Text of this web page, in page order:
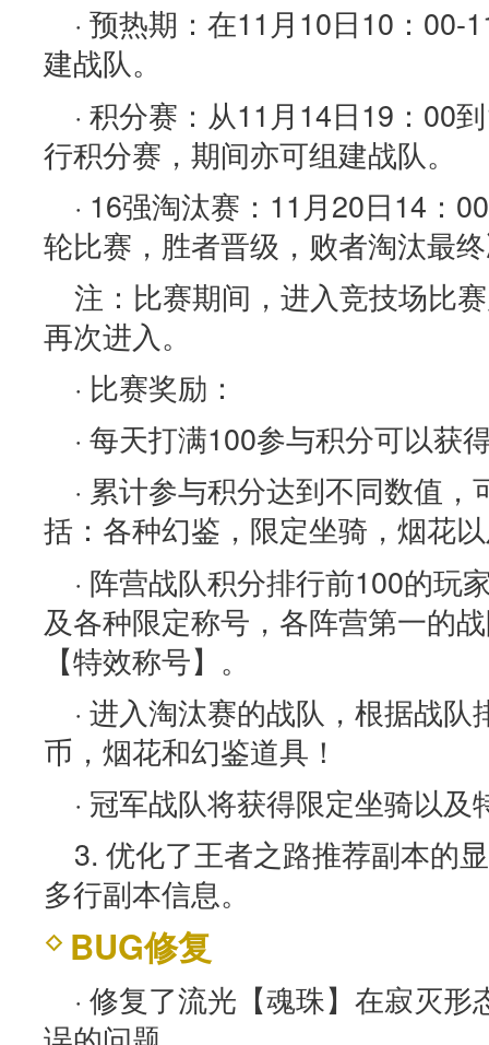
· 预热期：在11月10日10：00-
建战队。
· 积分赛：从11月14日19：00
行积分赛，期间亦可组建战队。
· 16强淘汰赛：11月20日14：
轮比赛，胜者晋级，败者淘汰最
注：比赛期间，进入竞技场比
再次进入。
· 比赛奖励：
· 每天打满100参与积分可以获
· 累计参与积分达到不同数值
括：各种幻鉴，限定坐骑，烟花
· 阵营战队积分排行前100的玩
及各种限定称号，各阵营第一的
【特效称号】。
· 进入淘汰赛的战队，根据战
币，烟花和幻鉴道具！
· 冠军战队将获得限定坐骑以
3. 优化了王者之路推荐副本的
多行副本信息。
BUG修复
· 修复了流光【魂珠】在寂灭